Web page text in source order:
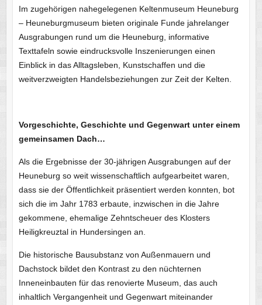
Im zugehörigen nahegelegenen Keltenmuseum Heuneburg
– Heuneburgmuseum bieten originale Funde jahrelanger
Ausgrabungen rund um die Heuneburg, informative
Texttafeln sowie eindrucksvolle Inszenierungen einen
Einblick in das Alltagsleben, Kunstschaffen und die
weitverzweigten Handelsbeziehungen zur Zeit der Kelten.
Vorgeschichte, Geschichte und Gegenwart unter einem
gemeinsamen Dach…
Als die Ergebnisse der 30-jährigen Ausgrabungen auf der
Heuneburg so weit wissenschaftlich aufgearbeitet waren,
dass sie der Öffentlichkeit präsentiert werden konnten, bot
sich die im Jahr 1783 erbaute, inzwischen in die Jahre
gekommene, ehemalige Zehntscheuer des Klosters
Heiligkreuztal in Hundersingen an.
Die historische Bausubstanz von Außenmauern und
Dachstock bildet den Kontrast zu den nüchternen
Inneneinbauten für das renovierte Museum, das auch
inhaltlich Vergangenheit und Gegenwart miteinander